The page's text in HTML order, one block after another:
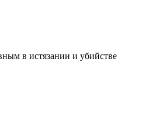
в истязании и убийстве